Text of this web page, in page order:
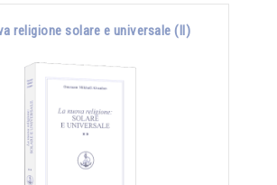
religione solare e universale (II)